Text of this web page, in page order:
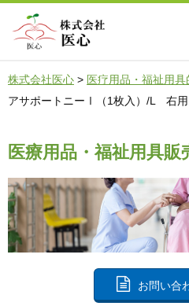
株式会社医心 > 医疗用品・福祉用具
アサポートニーⅠ（1枚入）/L 右
医療用品・福祉用具販
お問い合